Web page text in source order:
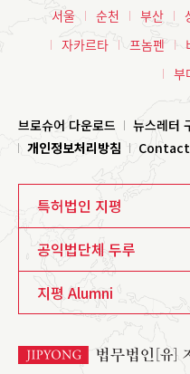
서울 순천 부산
자카르타
프놈펜
부
브로슈어 다운로드 뉴스레터
개인정보처리방침
특허법인 지평
공익법단체 두루
지평 Alumni